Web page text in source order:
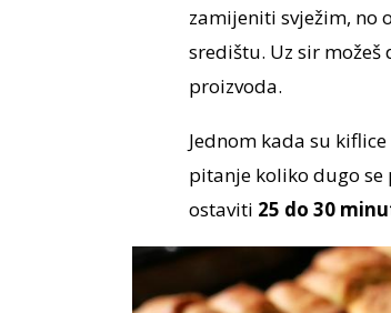
zamijeniti svježim, no
središtu. Uz sir
proizvoda.
Jednom kada su
pitanje koliko dugo se
ostaviti 25 do 30